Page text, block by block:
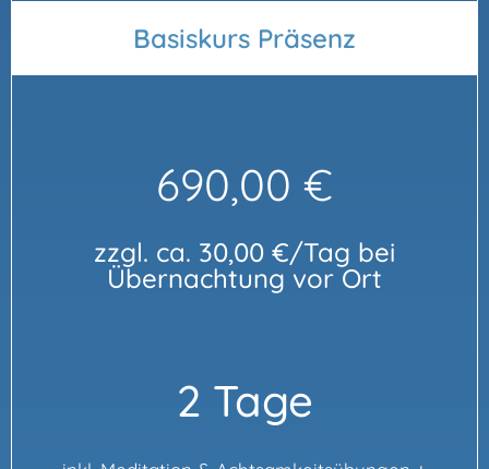
Basiskurs Präsenz
690,00 €
zzgl. ca. 30,00 €/Tag bei
Übernachtung vor Ort
2 Tage